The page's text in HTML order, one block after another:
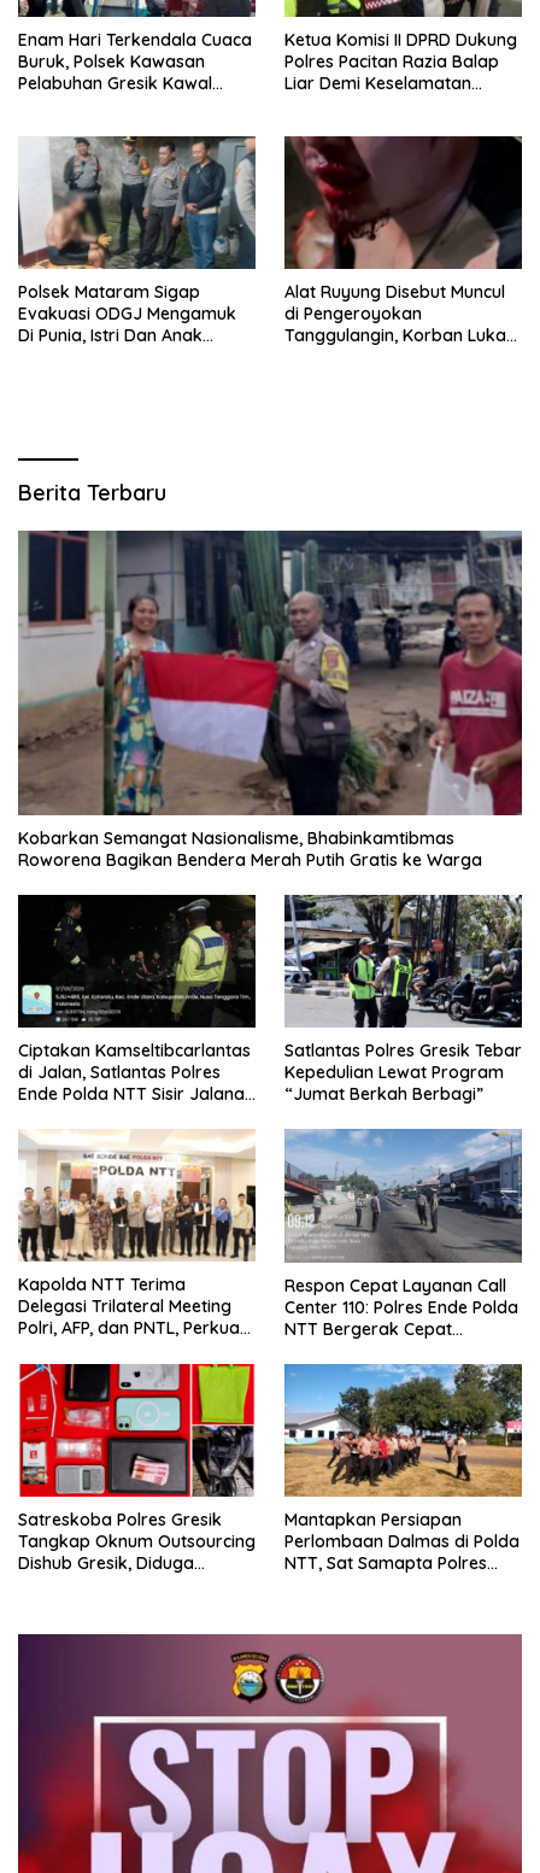
Enam Hari Terkendala Cuaca
Buruk, Polsek Kawasan
Pelabuhan Gresik Kawal
Ketua Komisi II DPRD Dukung
Polres Pacitan Razia Balap
Liar Demi Keselamatan
Polsek Mataram Sigap
Evakuasi ODGJ Mengamuk
Di Punia, Istri Dan Anak
Alat Ruyung Disebut Muncul
di Pengeroyokan
Tanggulangin, Korban Luka
Berita Terbaru
Kobarkan Semangat Nasionalisme, Bhabinkamtibmas
Roworena Bagikan Bendera Merah Putih Gratis ke Warga
Ciptakan Kamseltibcarlantas
di Jalan, Satlantas Polres
Ende Polda NTT Sisir Jalanan
Satlantas Polres Gresik Tebar
Kepedulian Lewat Program
“Jumat Berkah Berbagi”
Kapolda NTT Terima
Delegasi Trilateral Meeting
Polri, AFP, dan PNTL, Perkuat
Perbatasan
Respon Cepat Layanan Call
Center 110: Polres Ende Polda
NTT Bergerak Cepat
Simpang Lima
Satreskoba Polres Gresik
Tangkap Oknum Outsourcing
Dishub Gresik, Diduga
Mantapkan Persiapan
Perlombaan Dalmas di Polda
NTT, Sat Samapta Polres